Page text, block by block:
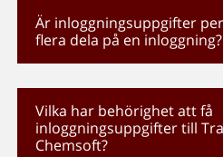
Är inloggningsuppgifter
flera dela på en inloggning?
Vilka har behörighet att få
inloggningsuppgifter till
Chemsoft?